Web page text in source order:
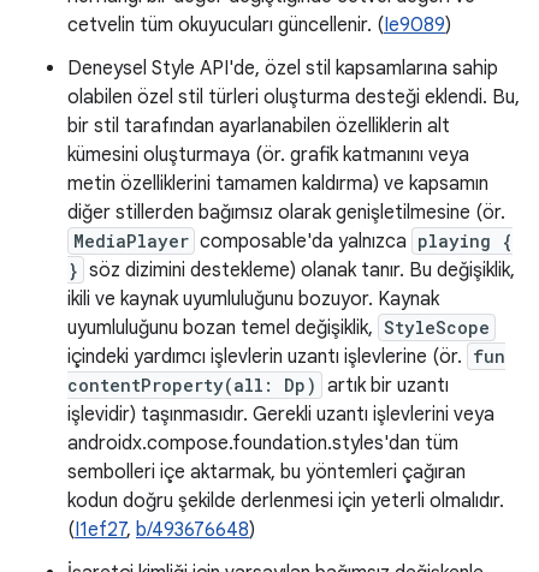
cetvelin tüm okuyucuları güncellenir. (Ie9089)
Deneysel Style API'de, özel stil kapsamlarına sahip
olabilen özel stil türleri oluşturma desteği eklendi. Bu,
bir stil tarafından ayarlanabilen özelliklerin alt
kümesini oluşturmaya (ör. grafik katmanını veya
metin özelliklerini tamamen kaldırma) ve kapsamın
diğer stillerden bağımsız olarak genişletilmesine (ör.
MediaPlayer composable'da yalnızca playing {
} söz dizimini destekleme) olanak tanır. Bu değişiklik,
ikili ve kaynak uyumluluğunu bozuyor. Kaynak
uyumluluğunu bozan temel değişiklik, StyleScope
içindeki yardımcı işlevlerin uzantı işlevlerine (ör. fun
contentProperty(all: Dp) artık bir uzantı
işlevidir) taşınmasıdır. Gerekli uzantı işlevlerini veya
androidx.compose.foundation.styles'dan tüm
sembolleri içe aktarmak, bu yöntemleri çağıran
kodun doğru şekilde derlenmesi için yeterli olmalıdır.
(I1ef27, b/493676648)